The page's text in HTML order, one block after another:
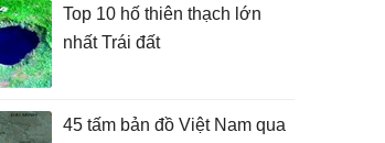
Top 10 hố thiên thạch lớn
nhất Trái đất
45 tấm bản đồ Việt Nam qua